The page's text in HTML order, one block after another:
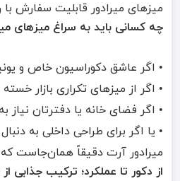
میزهای میرادور قابلیت سفارش
چه کسانی باید به سراغ میزهای
• اگر عاشق دکوراسیون خاص و
• اگر از میزهای تکراری بازار
• اگر فضای خانه یا دفترتان
• یا اگر برای طراحی داخلی به
میرادور آرت دقیقاً همان‌جاست که
از دکور تا عملکرد؛ ترکیب جذابی از